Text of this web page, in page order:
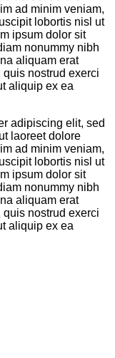
ad minim veniam,
lobortis nisl ut
ipsum dolor sit
nonummy nibh
aliquam erat
nostrud exerci
aliquip ex ea
adipiscing elit, sed
laoreet dolore
ad minim veniam,
lobortis nisl ut
ipsum dolor sit
nonummy nibh
aliquam erat
nostrud exerci
aliquip ex ea